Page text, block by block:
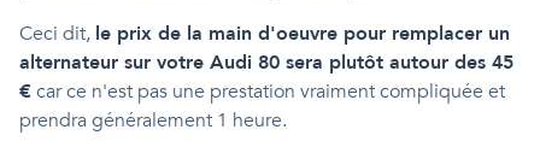
Ceci dit, le prix de la main d'oeuvre pour remplacer un
alternateur sur votre Audi 80 sera plutôt autour des 45
€ car ce n'est pas une prestation vraiment compliquée et
prendra généralement 1 heure.